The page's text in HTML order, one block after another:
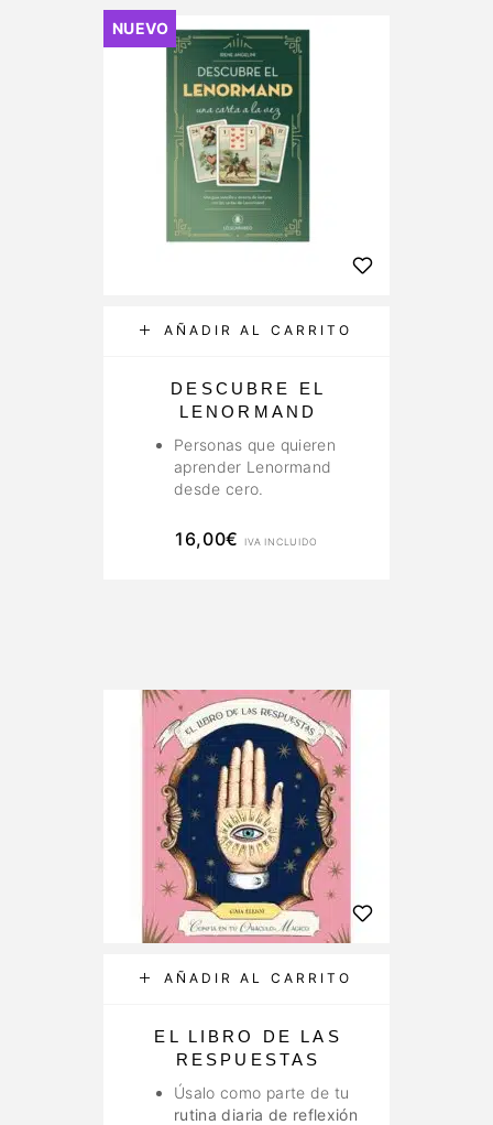
NUEVO
New
AÑADIR AL CARRITO
DESCUBRE EL
LENORMAND
Personas que quieren
aprender Lenormand
desde cero.
desean incorporar otro
sistema de cartas
16,00€ IVA INCLUIDO
AÑADIR AL CARRITO
EL LIBRO DE LAS
RESPUESTAS
Úsalo como parte de tu
rutina diaria de reflexión